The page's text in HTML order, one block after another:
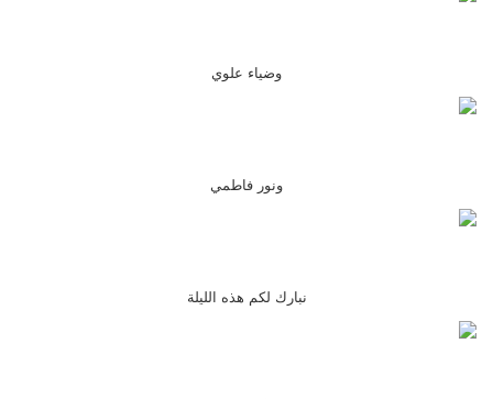
وضياء علوي
ونور فاطمي
نبارك لكم هذه الليلة